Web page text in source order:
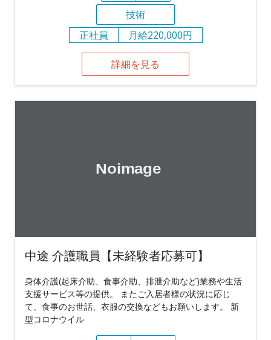
技術
正社員
月給220,000円
詳細を見る
中途 介護職員【未経験者応募可】
身体介護(起床介助、食事介助、排泄介助など)業務や生活
支援サービス等の提供。 またご入居者様の状況に応じ
て、食事のお世話、衣服の交換などもお願いします。 新
型コロナウイル